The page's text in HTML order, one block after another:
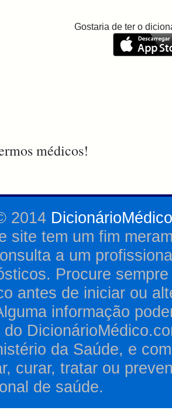
Gostaria de ter o
médicos!
2014
site tem um fim
a um
Procure
antes de iniciar ou
informação
do
da Saúde, e
curar, tratar ou
de saúde.